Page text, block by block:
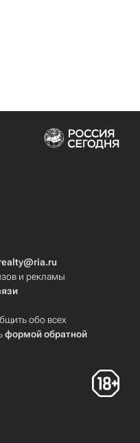
и рекламы
обо всех
формой обратной